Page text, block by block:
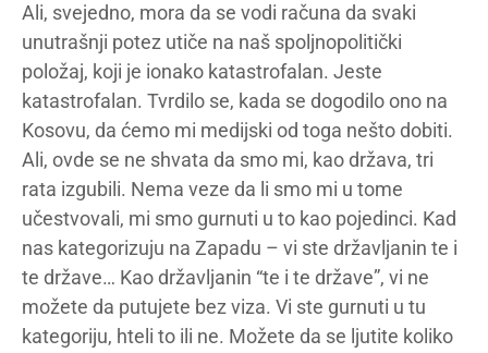
Ali, svejedno, mora da se vodi računa da svaki
unutrašnji potez utiče na naš spoljnopolitički
položaj, koji je ionako katastrofalan. Jeste
katastrofalan. Tvrdilo se, kada se dogodilo ono na
Kosovu, da ćemo mi medijski od toga nešto dobiti.
Ali, ovde se ne shvata da smo mi, kao država, tri
rata izgubili. Nema veze da li smo mi u tome
učestvovali, mi smo gurnuti u to kao pojedinci. Kad
nas kategorizuju na Zapadu – vi ste državljanin te i
te države… Kao državljanin “te i te države”, vi ne
možete da putujete bez viza. Vi ste gurnuti u tu
kategoriju, hteli to ili ne. Možete da se ljutite koliko